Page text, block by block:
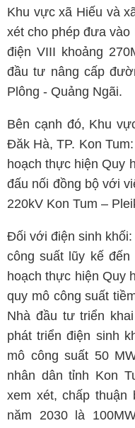
Khu vực xã Hiếu và
xét cho phép đưa vào
điện VIII khoảng
đầu tư nâng cấp
Plông - Quảng Ngãi.
Bên cạnh đó, Khu
Đăk Hà, TP. Kon
hoạch thực hiện Quy
đấu nối đồng bộ với
220kV Kon Tum –
Đối với điện sinh khối:
công suất lũy kế
hoạch thực hiện Quy
quy mô công suất
Nhà đầu tư triển
phát triển điện sinh
mô công suất 50
nhân dân tỉnh Kon
xem xét, chấp thuận
năm 2030 là